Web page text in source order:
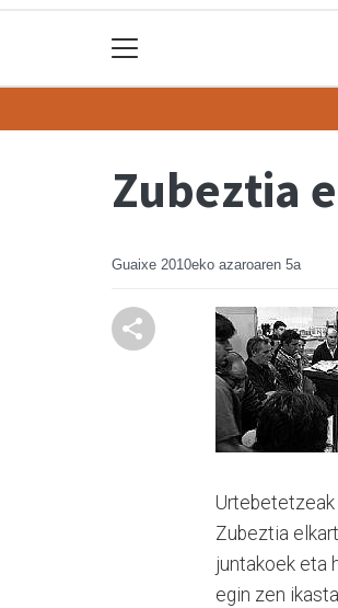
Zubeztia
Guaixe 2010eko azaroaren 5a
Urtebetetzeak
Zubeztia
juntakoek eta
egin zen